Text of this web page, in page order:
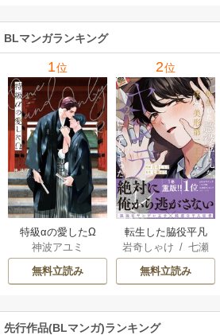
BLマンガランキング
1位
特級αの愛したΩ
神波アユミ
無料立読み
2位
転生した脇役平凡
な僕は、美形第二
王子をヤンデレに
してしまった【シ
岩奇しゃけ /七瀬
おむ
無料立読み
先行作品(BLマンガ)ランキング